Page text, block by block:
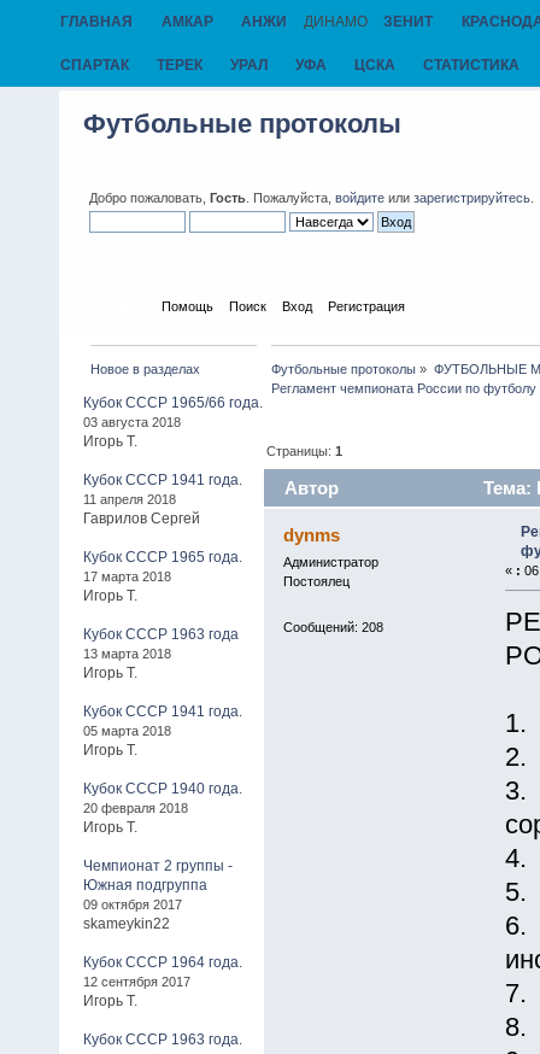
ГЛАВНАЯ АМКАР АНЖИ ДИНАМО ЗЕНИТ
СПАРТАК ТЕРЕК УРАЛ УФА ЦСКА СТАТИСТИКА
Футбольные протоколы
Добро пожаловать, Гость . Пожалуйста, войдите или зарегистрируйтесь
Помощь Поиск Вход Регистрация
Новое в разделах
Кубок СССР 1965/66 года.
03 августа 2018
Игорь Т.
Кубок СССР 1941 года.
11 апреля 2018
Гаврилов Сергей
Кубок СССР 1965 года.
17 марта 2018
Игорь Т.
Кубок СССР 1963 года
13 марта 2018
Игорь Т.
Кубок СССР 1941 года.
05 марта 2018
Игорь Т.
Кубок СССР 1940 года.
20 февраля 2018
Игорь Т.
Чемпионат 2 группы -
Южная подгруппа
09 октября 2017
skameykin22
Кубок СССР 1964 года.
12 сентября 2017
Игорь Т.
Кубок СССР 1963 года.
Футбольные протоколы » ФУТБОЛЬНЫЕ
Регламент чемпионата России по футболу
Страницы:1
Автор
Тема:
2399 раз)
dynms
Администратор
Постоялец
Сообщений: 208
« :
1.
2.
3.
4.
5.
6.
7.
8.